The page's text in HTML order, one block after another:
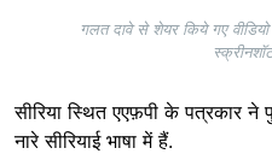
गलत दावे से शेयर किये गए
सीरिया स्थित एएफ़पी के पत्रकार ने
नारे सीरियाई भाषा में हैं.